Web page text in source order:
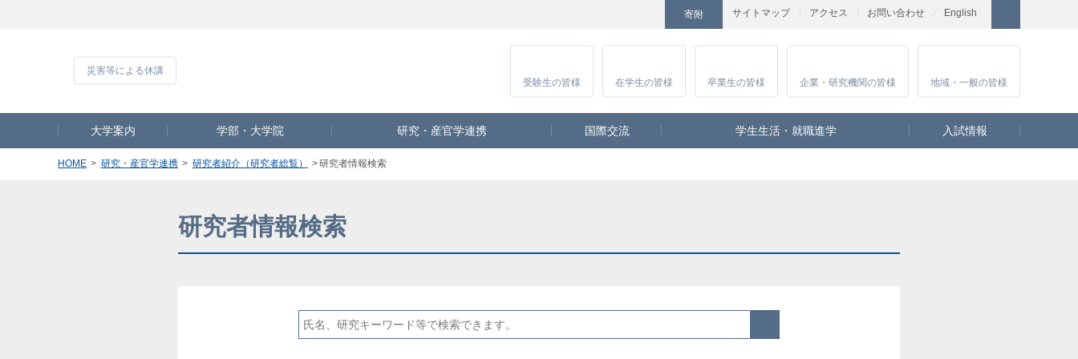
サイトマップ アクセス お問い合わせ
寄附 English
Instagram
受験生の皆様 在学生の皆様 卒業生の皆様 企業・研究機関の皆様 地域・一般の皆様
大学案内 学部・大学院 研究・産官学連携 国際交流 学生生活・就職進学 入試情報
HOME 研究・産官学連携 研究者紹介（研究者総覧） 研究者情報検索
研究者情報検索